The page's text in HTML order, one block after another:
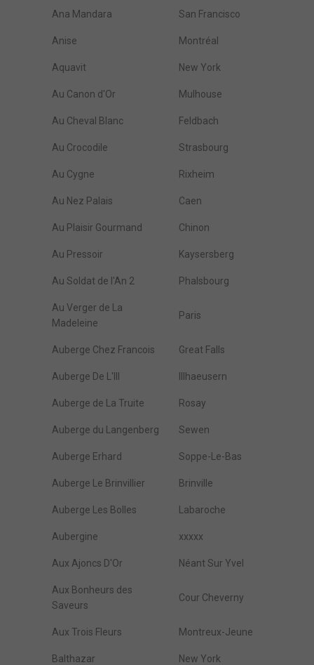
Ana Mandara San Francisco
Anise Montréal
Aquavit New York
Au Canon d'Or Mulhouse
Au Cheval Blanc Feldbach
Au Crocodile Strasbourg
Au Cygne Rixheim
Au Nez Palais Caen
Au Plaisir Gourmand Chinon
Au Pressoir Kaysersberg
Au Soldat de l'An 2 Phalsbourg
Au Verger de La
Madeleine
Paris
Auberge Chez Francois Great Falls
Auberge De L'Ill Illhaeusern
Auberge de La Truite Rosay
Auberge du Langenberg Sewen
Auberge Erhard Soppe-Le-Bas
Auberge Le Brinvillier Brinville
Auberge Les Bolles Labaroche
Aubergine xxxxx
Aux Ajoncs D'Or Néant Sur Yvel
Aux Bonheurs des
Saveurs
Cour Cheverny
Aux Trois Fleurs Montreux-Jeune
Balthazar New York